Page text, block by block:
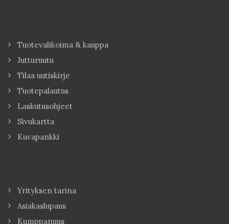
Tuotevalikoima & kauppa
Jutturuutu
Tilaa uutiskirje
Tuotepalautus
Laskutusohjeet
Sivukartta
Kuvapankki
Yrityksen tarina
Asiakaslupaus
Kumppanuus